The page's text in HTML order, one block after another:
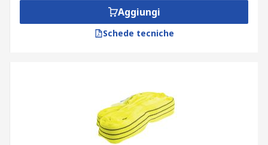
Aggiungi
Schede tecniche